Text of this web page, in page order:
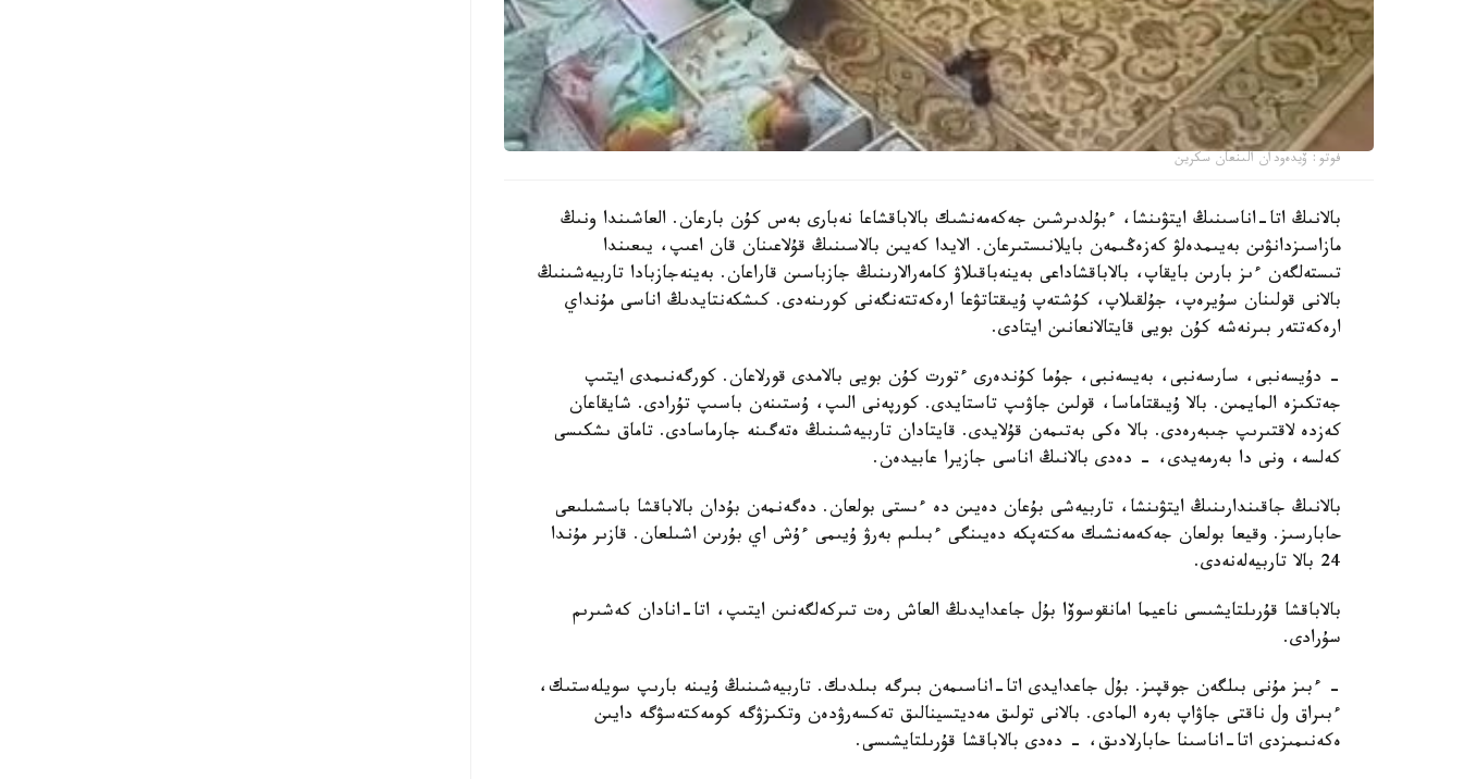
فوتو: ۆيدەودان الىنعان سكرين
بالانىڭ اتا-اناسىنىڭ ايتۋىنشا، ءبۇلدىرشىن جەكەمەنشىك بالاباقشاعا نەبارى بەس كۇن بارعان. العاشىندا ونىڭ
مازاسىزدانۋىن بەيىمدەلۋ كەزەڭىمەن بايلانىستىرعان. الايدا كەيىن بالاسىنىڭ قۇلاعىنان قان اعىپ، يىعىندا
تىستەلگەن ءىز بارىن بايقاپ، بالاباقشاداعى بەينەباقىلاۋ كامەرالارىنىڭ جازباسىن قاراعان. بەينەجازبادا تاربيەشىنىڭ
بالانى قولىنان سۇيرەپ، جۇلقىلاپ، كۇشتەپ ۇيىقتاتۋعا ارەكەتتەنگەنى كورىنەدى. كىشكەنتايدىڭ اناسى مۇنداي
ارەكەتتەر بىرنەشە كۇن بويى قايتالانعانىن ايتادى.
- دۇيسەنبى، سارسەنبى، بەيسەنبى، جۇما كۇندەرى ءتورت كۇن بويى بالامدى قورلاعان. كورگەنىمدى ايتىپ
جەتكىزە المايمىن. بالا ۇيىقتاماسا، قولىن جاۋىپ تاستايدى. كورپەنى الىپ، ۇستىنەن باسىپ تۇرادى. شايقاعان
كەزدە لاقتىرىپ جىبەرەدى. بالا ەكى بەتىمەن قۇلايدى. قايتادان تاربيەشىنىڭ ەتەگىنە جارماسادى. تاماق ىشكىسى
كەلسە، ونى دا بەرمەيدى، - دەدى بالانىڭ اناسى جازيرا عابيدەن.
بالانىڭ جاقىندارىنىڭ ايتۋىنشا، تاربيەشى بۇعان دەيىن دە ءىستى بولعان. دەگەنمەن بۇدان بالاباقشا باسشىلىعى
حابارسىز. وقيعا بولعان جەكەمەنشىك مەكتەپكە دەيىنگى ءبىلىم بەرۋ ۇيىمى ءۇش اي بۇرىن اشىلعان. قازىر مۇندا
24 بالا تاربيەلەنەدى.
بالاباقشا قۇرىلتايشىسى ناعيما امانقوسوۆا بۇل جاعدايدىڭ العاش رەت تىركەلگەنىن ايتىپ، اتا-انادان كەشىرىم
سۇرادى.
- ءبىز مۇنى بىلگەن جوقپىز. بۇل جاعدايدى اتا-اناسىمەن بىرگە بىلدىك. تاربيەشىنىڭ ۇيىنە بارىپ سويلەستىك،
ءبىراق ول ناقتى جاۋاپ بەرە المادى. بالانى تولىق مەديتسينالىق تەكسەرۋدەن وتكىزۋگە كومەكتەسۋگە دايىن
ەكەنىمىزدى اتا-اناسىنا حابارلادىق، - دەدى بالاباقشا قۇرىلتايشىسى.